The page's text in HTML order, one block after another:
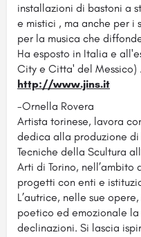
installazioni di bastoni a
e mistici , ma anche per i
per la musica che
Ha esposto in Italia e
City e Citta' del Messico) .
http://www.jins.it
-Ornella Rovera
Artista torinese, lavora
dedica alla produzione di
Tecniche della Scultura
Arti di Torino,
progetti con enti e
L’autrice, nelle sue
poetico ed emozionale
declinazioni. Si lascia